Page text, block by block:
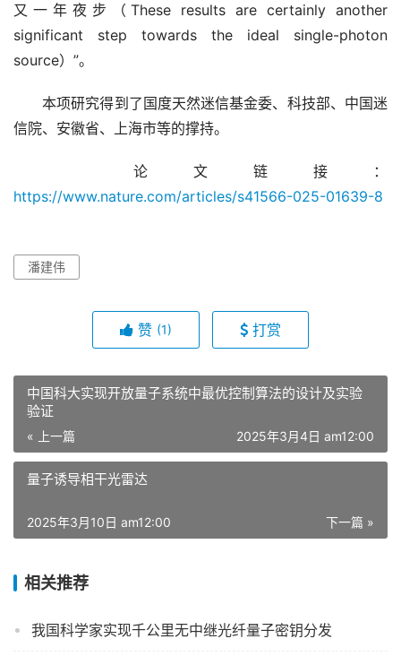
又一年夜步（These results are certainly another
significant step towards the ideal single-photon
source）”。
本项研究得到了国度天然迷信基金委、科技部、中国迷
信院、安徽省、上海市等的撑持。
论文链接：
https://www.nature.com/articles/s41566-025-01639-8
潘建伟
赞 (1) 打赏
中国科大实现开放量子系统中最优控制算法的设计及实验
验证
« 上一篇 2025年3月4日 am12:00
量子诱导相干光雷达
下一篇 »
2025年3月10日 am12:00
相关推荐
我国科学家实现千公里无中继光纤量子密钥分发